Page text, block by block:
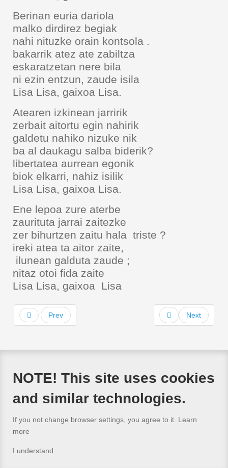
Berinan euria dariola
malko dirdirez begiak
nahi nituzke orain kontsola .
bakarrik atez ate zabiltza
eskaratzetan nere bila
ni ezin entzun, zaude isila
Lisa Lisa, gaixoa Lisa.
Atearen izkinean jarririk
zerbait aitortu egin nahirik
galdetu nahiko nizuke nik
ba al daukagu salba biderik?
libertatea aurrean egonik
biok elkarri, nahiz isilik
Lisa Lisa, gaixoa Lisa.
Ene lepoa zure aterbe
zaurituta jarrai zaitezke
zer bihurtzen zaitu hala triste ?
ireki atea ta aitor zaite,
ilunean galduta zaude ;
nitaz otoi fida zaite
Lisa Lisa, gaixoa Lisa
Prev Next
NOTE! This site uses cookies
and similar technologies.
If you not change browser settings, you agree to it. Learn
more
I understand